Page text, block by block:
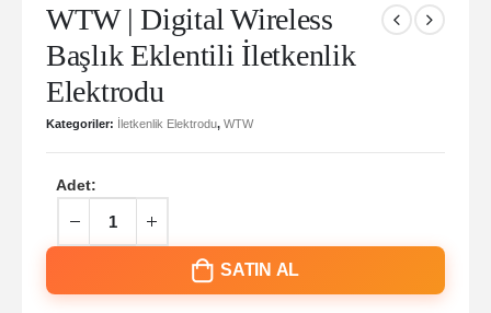
WTW | Digital Wireless
Başlık Eklentili İletkenlik
Elektrodu
Kategoriler: İletkenlik Elektrodu, WTW
Adet:
SATIN AL